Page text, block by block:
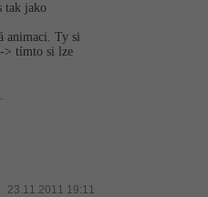
tak jako
animaci. Ty si
-> tímto si lze
23.11.2011 19:11